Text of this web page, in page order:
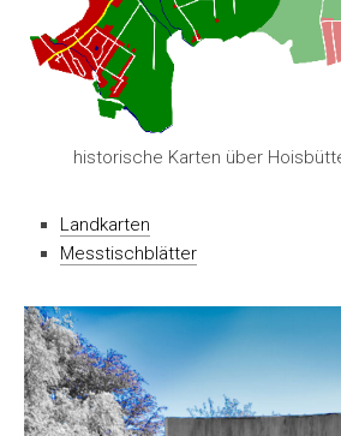
historische Karten über
Landkarten
Messtischblätter